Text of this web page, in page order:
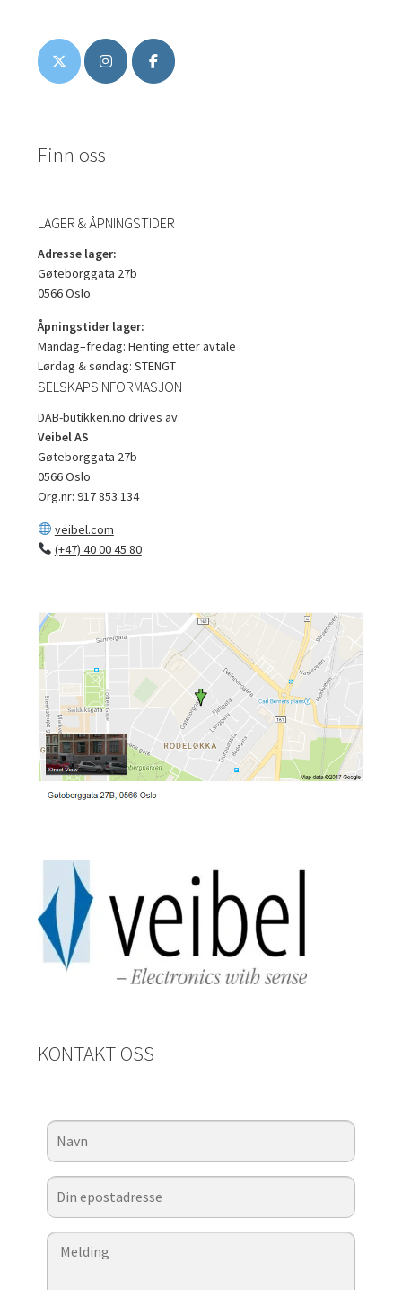
Finn oss
LAGER & ÅPNINGSTIDER
Adresse lager:
Gøteborggata 27b
0566 Oslo
Åpningstider lager:
Mandag–fredag: Henting etter avtale
Lørdag & søndag: STENGT
SELSKAPSINFORMASJON
DAB-butikken.no drives av:
Veibel AS
Gøteborggata 27b
0566 Oslo
Org.nr: 917 853 134
veibel.com
(+47) 40 00 45 80
KONTAKT OSS